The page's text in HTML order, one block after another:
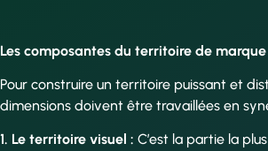
Les composantes du territoire de marque
Pour construire un territoire puissant et
dimensions doivent être travaillées en
1. Le territoire visuel : C’est la partie la